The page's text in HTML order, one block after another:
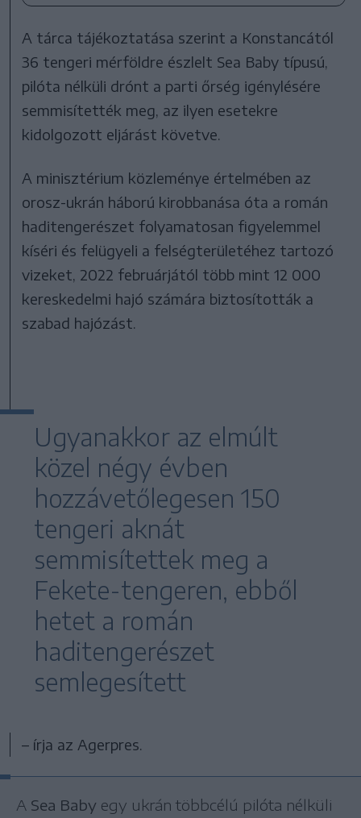
A tárca tájékoztatása szerint a Konstancától
36 tengeri mérföldre észlelt Sea Baby típusú,
pilóta nélküli drónt a parti őrség igénylésére
semmisítették meg, az ilyen esetekre
kidolgozott eljárást követve.
A minisztérium közleménye értelmében az
orosz-ukrán háború kirobbanása óta a román
haditengerészet folyamatosan figyelemmel
kíséri és felügyeli a felségterületéhez tartozó
vizeket, 2022 februárjától több mint 12 000
kereskedelmi hajó számára biztosították a
szabad hajózást.
Ugyanakkor az elmúlt
közel négy évben
hozzávetőlegesen 150
tengeri aknát
semmisítettek meg a
Fekete-tengeren, ebből
hetet a román
haditengerészet
semlegesített
– írja az Agerpres.
A Sea Baby egy ukrán többcélú pilóta nélküli